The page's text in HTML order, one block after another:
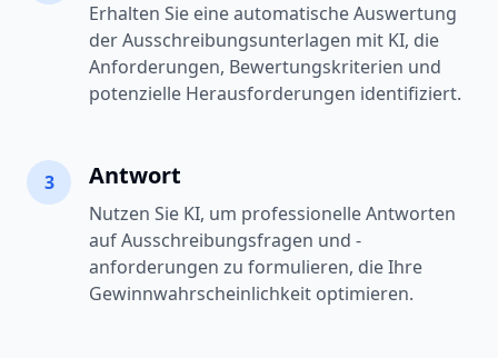
Erhalten Sie eine automatische Auswertung
der Ausschreibungsunterlagen mit KI, die
Anforderungen, Bewertungskriterien und
potenzielle Herausforderungen identifiziert.
3 Antwort
Nutzen Sie KI, um professionelle Antworten
auf Ausschreibungsfragen und -
anforderungen zu formulieren, die Ihre
Gewinnwahrscheinlichkeit optimieren.